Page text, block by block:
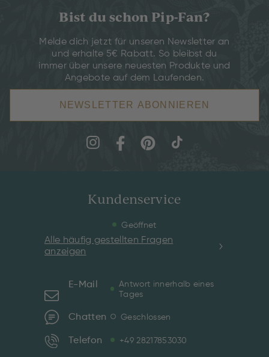
Bist du schon Pip-Fan?
Melde dich jetzt für unseren Newsletter an
und erhalte 5€ Rabatt. So bleibst du
immer über unsere neuesten Produkte und
Angebote auf dem Laufenden.
NEWSLETTER ABONNIEREN
Kundenservice
Geöffnet
Alle häufig gestellten Fragen
anzeigen
E-Mail
Antwort innerhalb eines
Tages
Chatten Geschlossen
Telefon +49 28217853030